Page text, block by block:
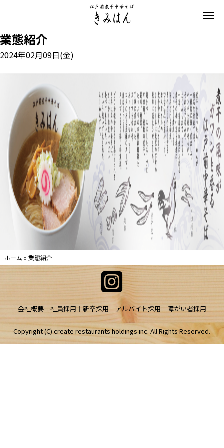
業態紹介
2024年02月09日(金)
ホーム »業態紹介
会社概要 社員採用 新卒採用 アルバイト採用 障がい者採用
Copyright (C) create restaurants holdings inc. All Rights Reserved.